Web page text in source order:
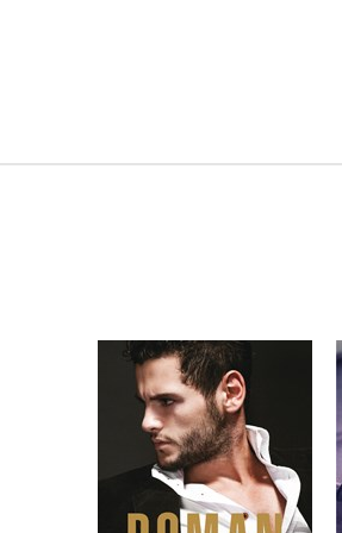
Roman
Melanie Moreland